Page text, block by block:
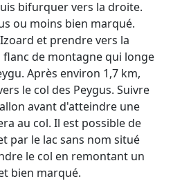
bifurquer vers la droite.
ou moins bien marqué.
et prendre vers la
flanc de montagne qui longe
Après environ 1,7 km,
le col des Peygus. Suivre
avant d'atteindre une
au col. Il est possible de
par le lac sans nom situé
le col en remontant un
bien marqué.